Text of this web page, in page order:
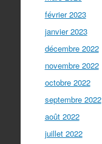
février 2023
janvier 2023
décembre 2022
novembre 2022
octobre 2022
septembre 2022
août 2022
juillet 2022